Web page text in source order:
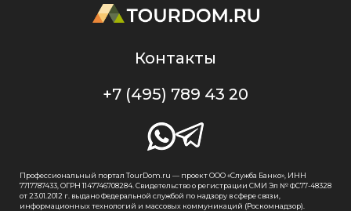
Контакты
+7 (495) 789 43 20
Профессиональный портал TourDom.ru — проект ООО «Служба Банко», ИНН
7717787433, ОГРН 1147746708284. Свидетельство о регистрации СМИ Эл № ФС77-48328
от 23.01.2012 г. выдано Федеральной службой по надзору в сфере связи,
информационных технологий и массовых коммуникаций (Роскомнадзор).